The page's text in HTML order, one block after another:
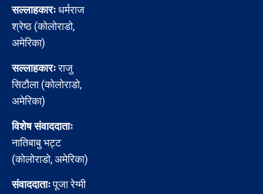
सल्लाहकारःधर्मराज
श्रेष्ठ (कोलोराडो,
अमेरिका)
सल्लाहकारःराजु
सिटौला (कोलोराडो,
अमेरिका)
विशेष संवाददाताः
नातिबाबु भट्ट
(कोलोराडो, अमेरिका)
संवाददाताःपूजा रेग्मी